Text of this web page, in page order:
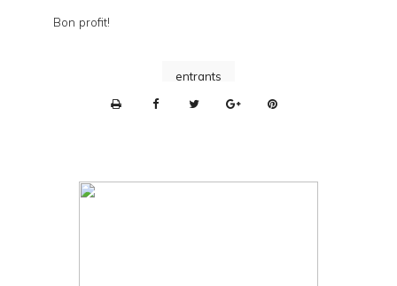
Bon profit!
entrants
n